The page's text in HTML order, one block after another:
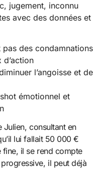
jugement, inconnu
avec des données et
des condamnations
l’angoisse et de
émotionnel et
Julien, consultant en
lui fallait 50 000 €
fine, il se rend compte
il peut déjà